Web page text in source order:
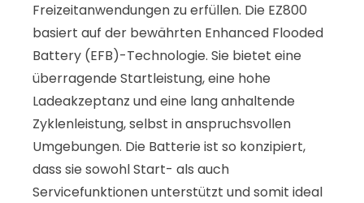
Freizeitanwendungen zu erfüllen. Die EZ800
basiert auf der bewährten Enhanced Flooded
Battery (EFB)-Technologie. Sie bietet eine
überragende Startleistung, eine hohe
Ladeakzeptanz und eine lang anhaltende
Zyklenleistung, selbst in anspruchsvollen
Umgebungen. Die Batterie ist so konzipiert,
dass sie sowohl Start- als auch
Servicefunktionen unterstützt und somit ideal